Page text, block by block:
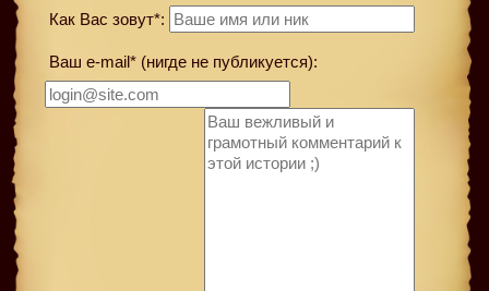
Как Вас зовут*:
Ваш e-mail* (нигде не публикуется):